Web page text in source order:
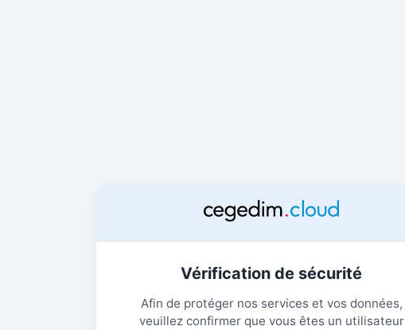
Vérification de sécurité
Afin de protéger nos services et vos données,
veuillez confirmer que vous êtes un utilisateur